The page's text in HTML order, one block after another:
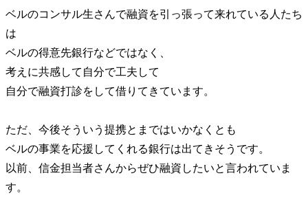
ベルのコンサル生さんで融資を引っ張って来れている人たち
は
ベルの得意先銀行などではなく、
考えに共感して自分で工夫して
自分で融資打診をして借りてきています。
ただ、今後そういう提携とまではいかなくとも
ベルの事業を応援してくれる銀行は出てきそうです。
以前、信金担当者さんからぜひ融資したいと言われていま
す。